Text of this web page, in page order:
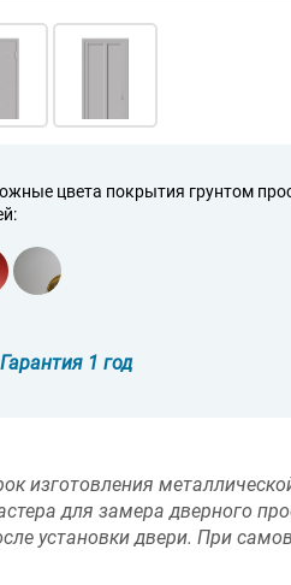
цвета покрытия грунтом
Гарантия 1 год
изготовления
для замера дверного
установки двери. При